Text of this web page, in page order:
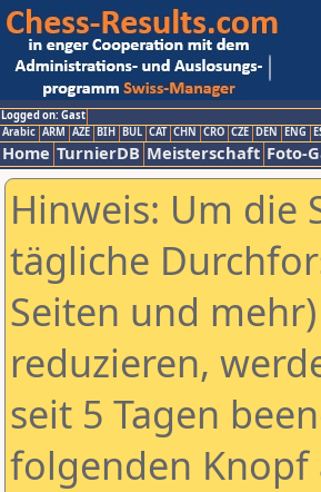
Logged on: Gast
Arabic ARM AZE BIH BUL CAT CHN CRO CZE DEN ENG
Home TurnierDB Meisterschaft Foto-
Hinweis: Um die
tägliche
Seiten und
reduzieren,
seit 5 Tagen
folgenden Knopf